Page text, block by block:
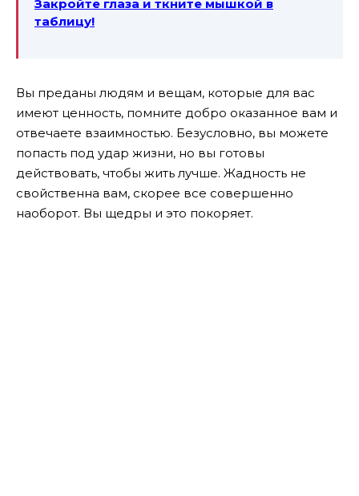
Закройте глаза и ткните мышкой в
таблицу!
Вы преданы людям и вещам, которые для вас
имеют ценность, помните добро оказанное вам и
отвечаете взаимностью. Безусловно, вы можете
попасть под удар жизни, но вы готовы
действовать, чтобы жить лучше. Жадность не
свойственна вам, скорее все совершенно
наоборот. Вы щедры и это покоряет.